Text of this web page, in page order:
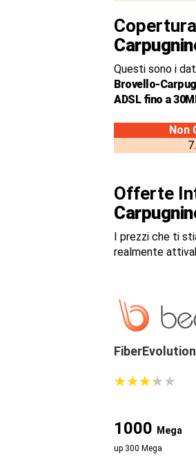
Copertura
Questi sono i
Brovello-
ADSL fino a
Non
Offerte
I prezzi che ti
realmente
★★★★★
★★★★★
1000 Mega
up 300 Mega